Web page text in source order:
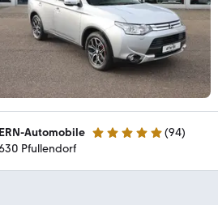
Automobile 4.9 Sterne (94)
Pfullendorf